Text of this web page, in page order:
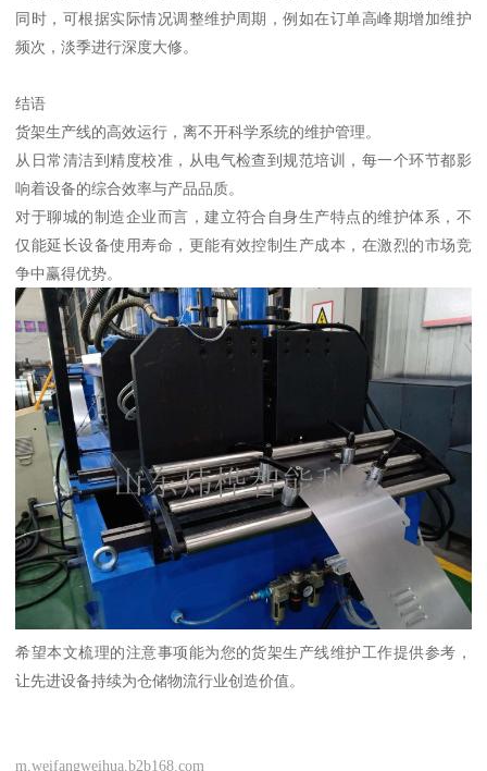
同时，可根据实际情况调整维护周期，例如在订单高峰期增加维护
频次，淡季进行深度大修。
结语
货架生产线的高效运行，离不开科学系统的维护管理。
从日常清洁到精度校准，从电气检查到规范培训，每一个环节都影
响着设备的综合效率与产品品质。
对于聊城的制造企业而言，建立符合自身生产特点的维护体系，不
仅能延长设备使用寿命，更能有效控制生产成本，在激烈的市场竞
争中赢得优势。
希望本文梳理的注意事项能为您的货架生产线维护工作提供参考，
让先进设备持续为仓储物流行业创造价值。
m.weifangweihua.b2b168.com